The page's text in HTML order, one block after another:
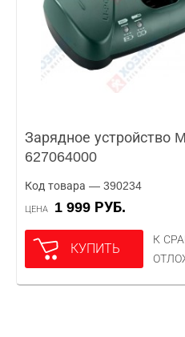
Зарядное устройство
627064000
Код товара — 390234
ЦЕНА 1 999 РУБ.
КУПИТЬ
К